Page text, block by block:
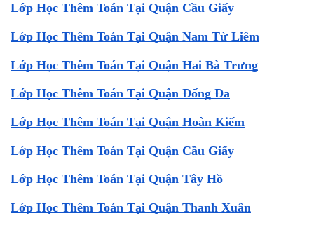
Lớp Học Thêm Toán Tại Quận Cầu Giấy
Lớp Học Thêm Toán Tại Quận Nam Từ Liêm
Lớp Học Thêm Toán Tại Quận Hai Bà Trưng
Lớp Học Thêm Toán Tại Quận Đống Đa
Lớp Học Thêm Toán Tại Quận Hoàn Kiếm
Lớp Học Thêm Toán Tại Quận Cầu Giấy
Lớp Học Thêm Toán Tại Quận Tây Hồ
Lớp Học Thêm Toán Tại Quận Thanh Xuân